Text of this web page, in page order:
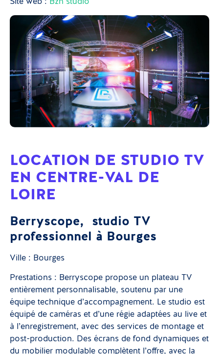
LOCATION DE STUDIO TV
EN CENTRE-VAL DE
LOIRE
Berryscope, studio TV
professionnel à Bourges
Ville : Bourges
Prestations : Berryscope propose un plateau TV
entièrement personnalisable, soutenu par une
équipe technique d’accompagnement. Le studio est
équipé de caméras et d’une régie adaptées au live et
à l’enregistrement, avec des services de montage et
post-production. Des écrans de fond dynamiques et
du mobilier modulable complètent l’offre, avec la